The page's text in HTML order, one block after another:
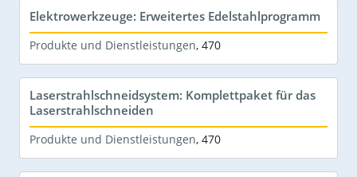
Elektrowerkzeuge: Erweitertes Edelstahlprogramm
Produkte und Dienstleistungen, 470
Laserstrahlschneidsystem: Komplettpaket für das
Laserstrahlschneiden
Produkte und Dienstleistungen, 470